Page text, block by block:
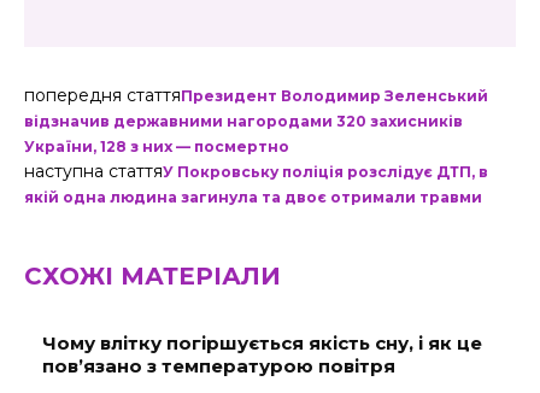
попередня статтяПрезидент Володимир Зеленський
відзначив державними нагородами 320 захисників
України, 128 з них — посмертно
наступна статтяУ Покровську поліція розслідує ДТП, в
якій одна людина загинула та двоє отримали травми
СХОЖІ МАТЕРІАЛИ
Чому влітку погіршується якість сну, і як це
пов’язано з температурою повітря